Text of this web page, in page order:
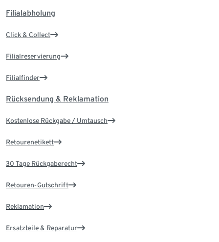
Filialabholung
Click & Collect
Filialreservierung
Filialfinder
Rücksendung & Reklamation
Kostenlose Rückgabe / Umtausch
Retourenetikett
30 Tage Rückgaberecht
Retouren-Gutschrift
Reklamation
Ersatzteile & Reparatur